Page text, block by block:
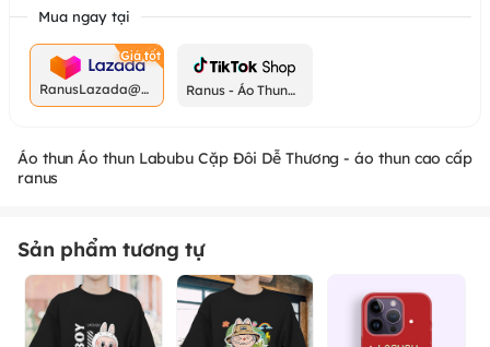
Mua ngay tại
RanusLazada@g
mail.com
Ranus - Áo Thun
Áo thun Áo thun Labubu Cặp Đôi Dễ Thương - áo thun cao cấp
ranus
Sản phẩm tương tự